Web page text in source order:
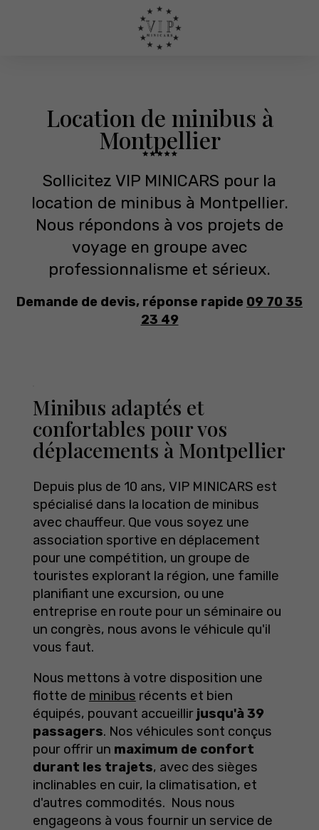
Location de minibus à
Montpellier
Sollicitez VIP MINICARS pour la
location de minibus à Montpellier.
Nous répondons à vos projets de
voyage en groupe avec
professionnalisme et sérieux.
Demande de devis, réponse rapide 09 70 35
23 49
Minibus adaptés et
confortables pour vos
déplacements à Montpellier
Depuis plus de 10 ans, VIP MINICARS est
spécialisé dans la location de minibus
avec chauffeur. Que vous soyez une
association sportive en déplacement
pour une compétition, un groupe de
touristes explorant la région, une famille
planifiant une excursion, ou une
entreprise en route pour un séminaire ou
un congrès, nous avons le véhicule qu'il
vous faut.
Nous mettons à votre disposition une
flotte de minibus récents et bien
équipés, pouvant accueillir jusqu'à 39
passagers. Nos véhicules sont conçus
pour offrir un maximum de confort
durant les trajets, avec des sièges
inclinables en cuir, la climatisation, et
d'autres commodités. Nous nous
engageons à vous fournir un service de